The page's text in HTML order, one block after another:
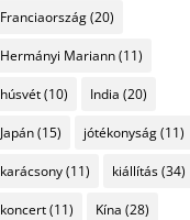
Franciaország(20)
Hermányi Mariann(11)
húsvét(10) India (20)
Japán(15) jótékonyság(11)
karácsony(11) kiállítás(34)
koncert(11) Kína (28)